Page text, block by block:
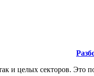
и целых секторов. Это